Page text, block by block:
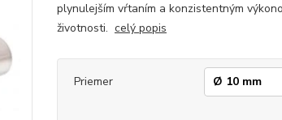
plynulejším vŕtaním a konzistentným
životnosti. celý popis
Priemer